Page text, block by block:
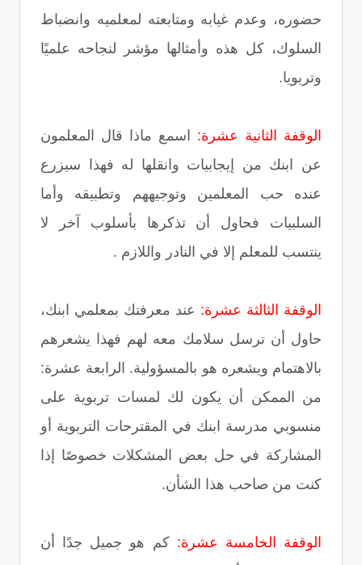
حضوره، وعدم غيابه ومتابعته لمعلميه وانضباط
السلوك، كل هذه وأمثالها مؤشر لنجاحه علميًا
وتربويا.
الوقفة الثانية عشرة: اسمع ماذا قال المعلمون
عن ابنك من إيجابيات وانقلها له فهذا سيزرع
عنده حب المعلمين وتوجيههم وتطبيقه وأما
السلبيات فحاول أن تذكرها بأسلوب آخر لا
ينتسب للمعلم إلا في النادر واللازم .
الوقفة الثالثة عشرة: عند معرفتك بمعلمي ابنك،
حاول أن ترسل سلامك معه لهم فهذا يشعرهم
بالاهتمام ويشعره هو بالمسؤولية. الرابعة عشرة:
من الممكن أن يكون لك لمسات تربوية على
منسوبي مدرسة ابنك في المقترحات التربوية أو
المشاركة في حل بعض المشكلات خصوصًا إذا
كنت من صاحب هذا الشأن.
الوقفة الخامسة عشرة: كم هو جميل جدًا أن